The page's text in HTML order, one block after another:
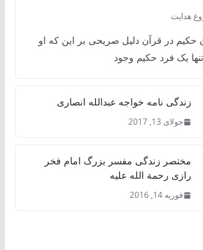
هدایت
7925لقمان حکیم در قرآن دلیل صریحی بر این که او
یک فرد حکیم وجود
زندگی نامه خواجه عبدالله انصاری
جولای 13, 2017
مختصر زندگی مفسر بزرگ امام فخر
رازی رحمة الله علیه
فوریه 14, 2016